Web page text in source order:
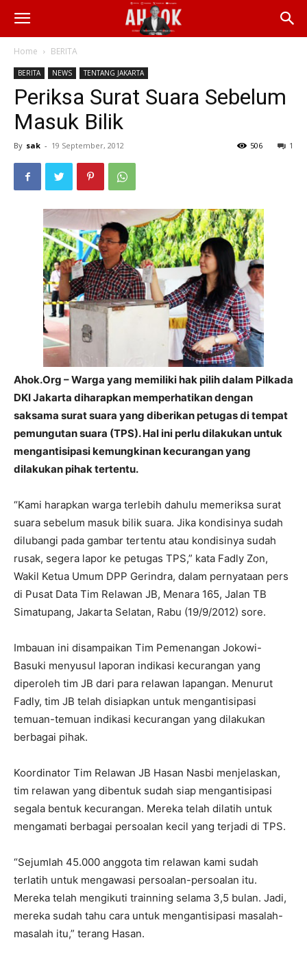
Home BERITA
BERITA NEWS TENTANG JAKARTA
Periksa Surat Suara Sebelum
Masuk Bilik
By sak - 19 September, 2012 1
506
Ahok.Org – Warga yang memiliki hak pilih dalam Pilkada
DKI Jakarta diharapkan memperhatikan dengan
saksama surat suara yang diberikan petugas di tempat
pemungutan suara (TPS). Hal ini perlu dilakukan untuk
mengantisipasi kemungkinan kecurangan yang
dilakukan pihak tertentu.
“Kami harapkan warga terlebih dahulu memeriksa surat
suara sebelum masuk bilik suara. Jika kondisinya sudah
dilubangi pada gambar tertentu atau kondisinya sudah
rusak, segera lapor ke petugas TPS,” kata Fadly Zon,
Wakil Ketua Umum DPP Gerindra, dalam pernyataan pers
di Pusat Data Tim Relawan JB, Menara 165, Jalan TB
Simatupang, Jakarta Selatan, Rabu (19/9/2012) sore.
Imbauan ini disampaikan Tim Pemenangan Jokowi-
Basuki menyusul laporan indikasi kecurangan yang
diperoleh tim JB dari para relawan lapangan. Menurut
Fadly, tim JB telah disiapkan untuk mengantisipasi
temuan-temuan indikasi kecurangan yang dilakukan
berbagai pihak.
Koordinator Tim Relawan JB Hasan Nasbi menjelaskan,
tim relawan yang dibentuk sudah siap mengantisipasi
segala bentuk kecurangan. Mereka telah dilatih untuk
mengamati berbagai persoalan kecil yang terjadi di TPS.
“Sejumlah 45.000 anggota tim relawan kami sudah
terlatih untuk mengawasi persoalan-persoalan itu.
Mereka telah mengikuti trainning selama 3,5 bulan. Jadi,
mereka sudah tahu cara untuk mengantisipasi masalah-
masalah itu,” terang Hasan.